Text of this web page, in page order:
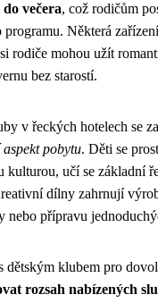
večera, což rodičům
Některá
rodiče mohou užít
bez starostí.
v řeckých hotelech se
pobytu. Děti se
kulturou, učí se základní
dílny zahrnují
nebo přípravu
dětským klubem pro
rozsah nabízených